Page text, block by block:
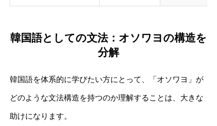
韓国語としての文法：オソワヨの構造を
分解
韓国語を体系的に学びたい方にとって、「オソワヨ」が
どのような文法構造を持つのか理解することは、大きな
助けになります。